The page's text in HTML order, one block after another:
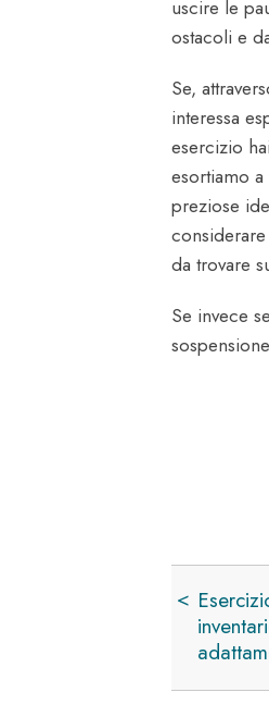
uscire le
ostacoli e
Se,
interessa
esercizio
esortiamo a
preziose
da trovare
Se invece
di
del
book